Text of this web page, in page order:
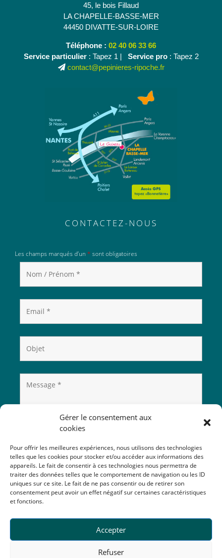
Gérer le consentement aux
cookies
Pour offrir les meilleures expériences, nous utilisons des technologies
telles que les cookies pour stocker et/ou accéder aux informations des
appareils. Le fait de consentir à ces technologies nous permettra de
traiter des données telles que le comportement de navigation ou les ID
uniques sur ce site. Le fait de ne pas consentir ou de retirer son
consentement peut avoir un effet négatif sur certaines caractéristiques
et fonctions.
Accepter
Refuser
45, le bois Fillaud
LA CHAPELLE-BASSE-MER
44450 DIVATTE-SUR-LOIRE
Téléphone : 02 40 06 33 66
Service particulier: Tapez 1 | Service pro: Tapez 2
contact@pepinieres-ripoche.fr
CONTACTEZ-NOUS
Les champs marqués d’un * sont obligatoires